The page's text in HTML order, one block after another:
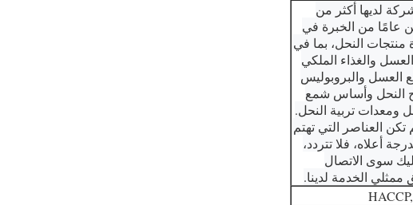
لديها أكثر من
عامًا من الخبرة في
منتجات النحل، بما في
والغذاء الملكي
العسل والبروبوليس
النحل وأساس شمع
ومعدات تربية النحل.
تكن العناصر التي تهتم
أعلاه، فلا تتردد،
سوى الاتصال
ممثلي الخدمة لدينا.